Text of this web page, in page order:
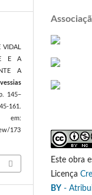
VIDAL
E A
A
145–
161.
173
Este obra
Licença
BY -